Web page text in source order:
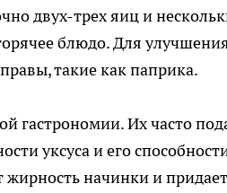
двух-трех яиц и
блюдо. Для
такие как паприка.
гастрономии. Их часто
уксуса и его
жирность начинки и